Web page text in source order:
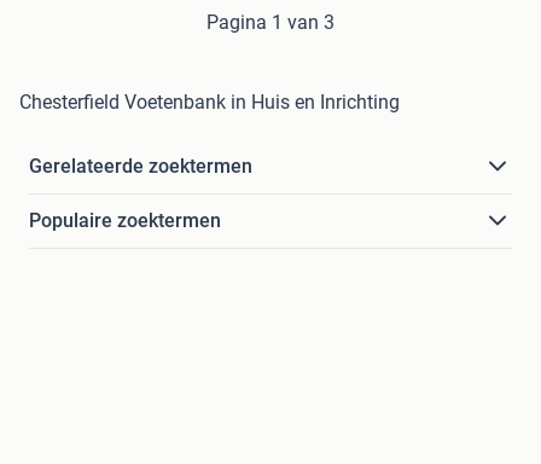
Pagina 1 van 3
Chesterfield Voetenbank in Huis en Inrichting
Gerelateerde zoektermen
Populaire zoektermen